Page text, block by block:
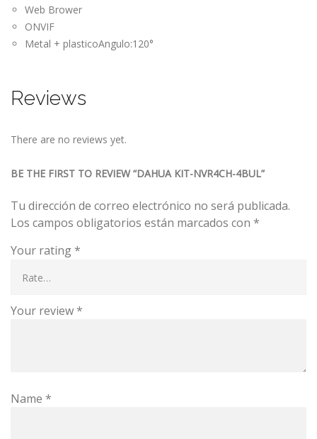
Web Brower
ONVIF
Metal + plasticoAngulo:120°
Reviews
There are no reviews yet.
BE THE FIRST TO REVIEW “DAHUA KIT-NVR4CH-4BUL”
Tu dirección de correo electrónico no será publicada.
Los campos obligatorios están marcados con *
Your rating*
Your review*
Name *